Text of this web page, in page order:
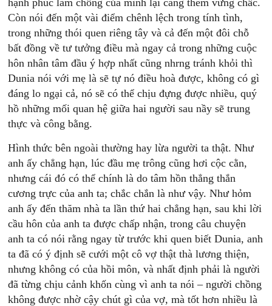
hạnh phúc làm chồng của mình lại càng thêm vững chấc.
Còn nói đến một vài điểm chênh lệch trong tính tình,
trong những thói quen riêng tây và cả đến một đôi chỗ
bất đồng về tư tưởng điều mà ngay cả trong những cuộc
hôn nhân tâm đầu ý hợp nhất cũng nhrng tránh khỏi thì
Dunia nói với mẹ là sẽ tự nó điều hoà được, không có gì
đáng lo ngại cả, nó sẽ có thể chịu đựng được nhiều, quý
hồ những mối quan hệ giữa hai người sau nầy sẽ trung
thực và công bằng.
Hình thức bên ngoài thường hay lừa người ta thật. Như
anh ấy chẳng hạn, lúc đầu mẹ trông cũng hơi cộc cằn,
nhưng cái đó có thể chính là do tâm hồn thẳng thắn
cương trực của anh ta; chắc chắn là như vậy. Như hỏm
anh ấy đến thăm nhà ta lần thứ hai chẳng hạn, sau khi lời
cầu hôn của anh ta được chấp nhận, trong câu chuyện
anh ta có nói rằng ngay từ trước khi quen biết Dunia, anh
ta đã có ý định sẽ cưới một cô vợ thật thà lương thiện,
nhưng không có của hồi môn, và nhất định phải là người
đã từng chịu cảnh khốn cùng vì anh ta nói – người chồng
không được nhờ cậy chút gì của vợ, mà tốt hơn nhiều là